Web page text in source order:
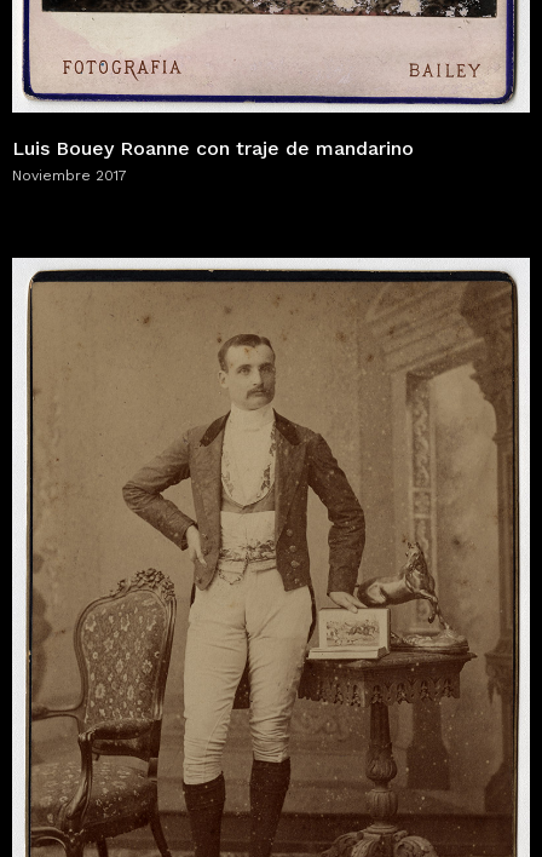
Luis Bouey Roanne con traje de mandarino
Noviembre 2017